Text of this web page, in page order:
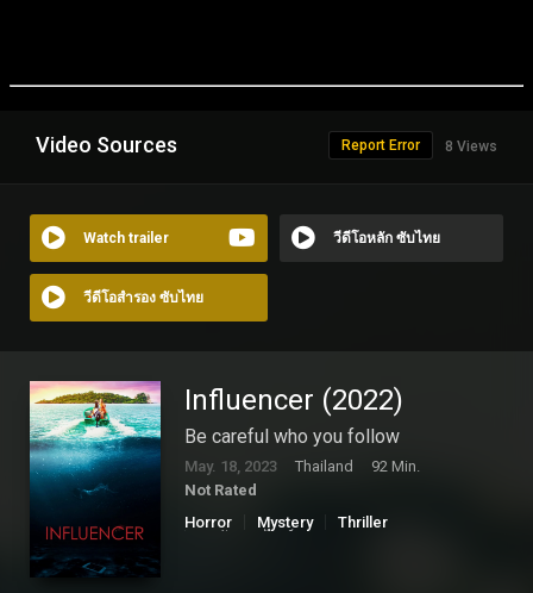
Video Sources 8 Views
Report Error
Watch trailer วีดีโอหลัก ซับไทย
วีดีโอสำรอง ซับไทย
Influencer (2022)
Be careful who you follow
May. 18, 2023 Thailand
92 Min.
Not Rated
Horror
Mystery
Thriller